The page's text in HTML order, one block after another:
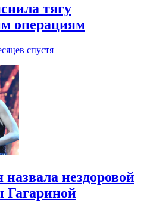
тягу
операциям
спустя
нездоровой
Гагариной